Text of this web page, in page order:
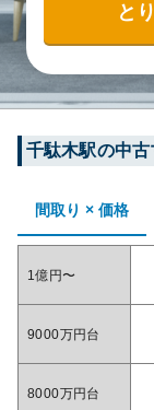
と
千駄木駅の中古
間取り × 価格
1億円〜
9000万円台
8000万円台